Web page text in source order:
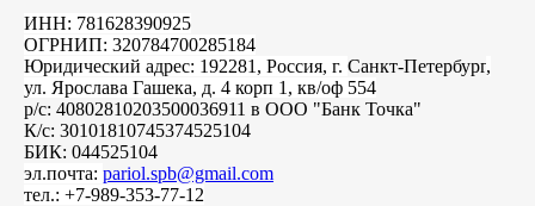
ИНН: 781628390925
ОГРНИП: 320784700285184
Юридический адрес: 192281, Россия, г. Санкт-Петербург,
ул. Ярослава Гашека, д. 4 корп 1, кв/оф 554
р/с: 40802810203500036911 в ООО "Банк Точка"
К/с: 30101810745374525104
БИК: 044525104
эл.почта: pariol.spb@gmail.com
тел.: +7-989-353-77-12